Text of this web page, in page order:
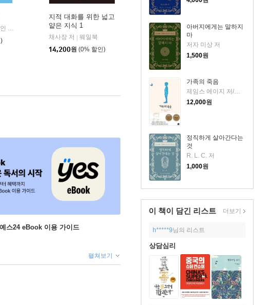
아버지에게는 말하지
마
저자 미상 저
1,500원
가족의 죽음
제임스 에이지 저/문희경 역
12,000원
정직하게 살아간다는
것
R. L. C. 저
1,000원
이 책이 담긴 리스트 더보기
h*****9님의 리스트
상담심리
폴 칼라니티 저/이종인 역
지적 대화를 위한 넓고
얕은 지식 1
채사장 저
웨일북
14,200원 (0% 할인)
스24 eBook 이용 가이드
펼쳐보기